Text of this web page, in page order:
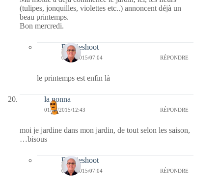
(tulipes, jonquilles, violettes etc..) annoncent déjà un
beau printemps.
Bon mercredi.
Bernieshoot
04/04/2015/07:04 RÉPONDRE
le printemps est enfin là
la nonna
01/04/2015/12:43 RÉPONDRE
moi je jardine dans mon jardin, de tout selon les saison,
…bisous
Bernieshoot
04/04/2015/07:04 RÉPONDRE